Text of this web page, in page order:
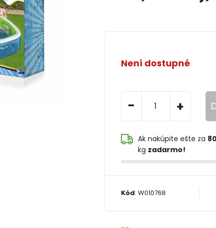
Není dostupné
- +
Ak nakúpite ešte za
kg zadarmo!
Kód: W010768